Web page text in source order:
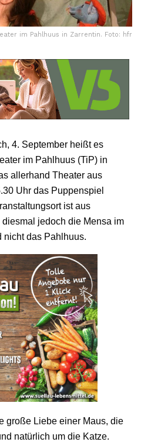
im Pahlhuus in Zarrentin. Foto: hfr
4. September heißt es
im Pahlhuus (TiP) in
allerhand Theater aus
Uhr das Puppenspiel
ist aus
jedoch die Mensa im
nicht das Pahlhuus.
große Liebe einer Maus, die
natürlich um die Katze.